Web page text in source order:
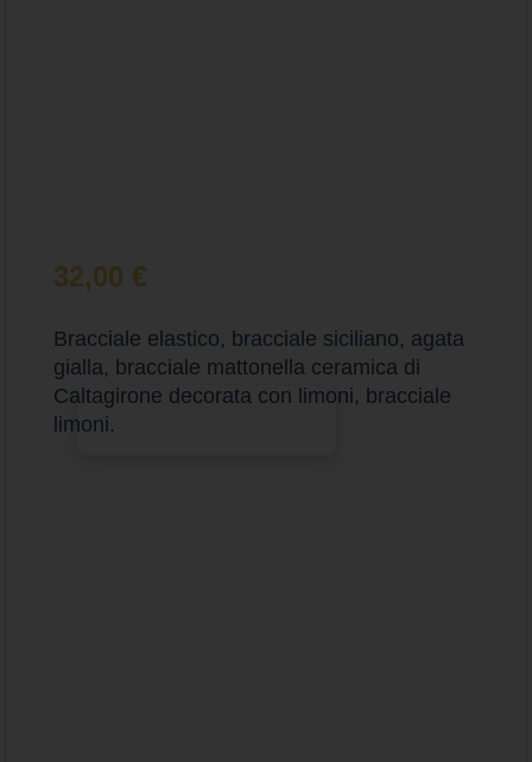
32,00 €
Bracciale elastico, bracciale siciliano, agata
gialla, bracciale mattonella ceramica di
Caltagirone decorata con limoni, bracciale
limoni.